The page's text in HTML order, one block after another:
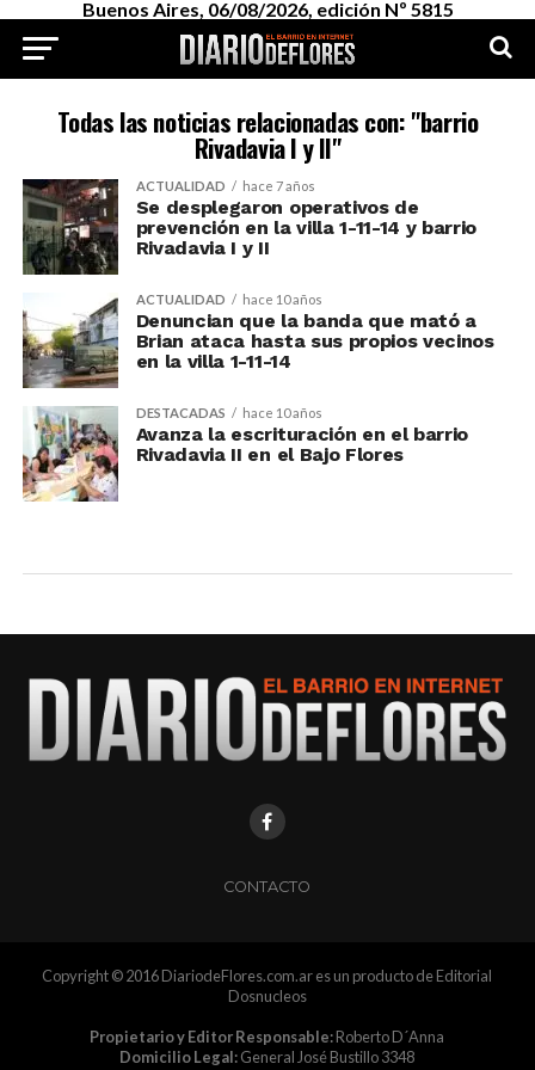
Buenos Aires, 06/08/2026, edición Nº 5815
Todas las noticias relacionadas con: "barrio
Rivadavia I y II"
ACTUALIDAD hace 7 años
Se desplegaron operativos de
prevención en la villa 1-11-14 y barrio
Rivadavia I y II
ACTUALIDAD hace 10 años
Denuncian que la banda que mató a
Brian ataca hasta sus propios vecinos
en la villa 1-11-14
DESTACADAS hace 10 años
Avanza la escrituración en el barrio
Rivadavia II en el Bajo Flores
CONTACTO
Copyright © 2016 DiariodeFlores.com.ar es un producto de Editorial
Dosnucleos
Propietario y Editor Responsable:Roberto D´Anna
Domicilio Legal:General José Bustillo 3348